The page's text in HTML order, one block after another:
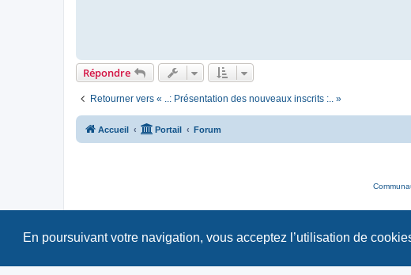
En poursuivant votre navigation, vous acceptez l’utilisation de
Répondre
Retourner vers « ..: Présentation des nouveaux inscrits :.. »
Accueil Portail Forum